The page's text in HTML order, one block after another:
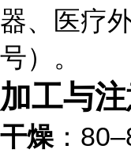
器、医疗
号）。
加工与
干燥 ：